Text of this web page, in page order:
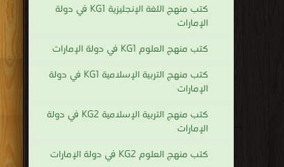
كتب منهج اللغة الإنجليزية KG1 في دولة
الإمارات
كتب منهج العلوم KG1 في دولة الإمارات
كتب منهج التربية الإسلامية KG1 في دولة
الإمارات
كتب منهج التربية الإسلامية KG2 في دولة
الإمارات
كتب منهج العلوم KG2 في دولة الإمارات